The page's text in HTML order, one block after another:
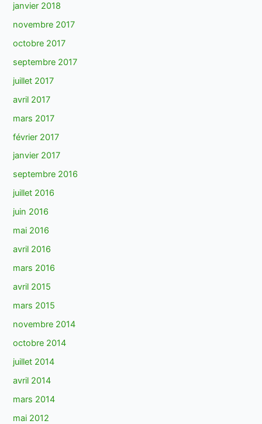
janvier 2018
novembre 2017
octobre 2017
septembre 2017
juillet 2017
avril 2017
mars 2017
février 2017
janvier 2017
septembre 2016
juillet 2016
juin 2016
mai 2016
avril 2016
mars 2016
avril 2015
mars 2015
novembre 2014
octobre 2014
juillet 2014
avril 2014
mars 2014
mai 2012